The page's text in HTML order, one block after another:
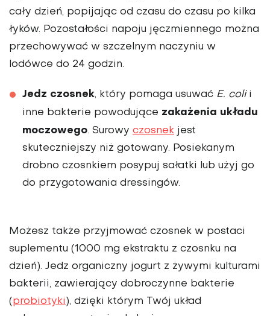
cały dzień, popijając od czasu do czasu po kilka
łyków. Pozostałości napoju jęczmiennego można
przechowywać w szczelnym naczyniu w
lodówce do 24 godzin.
Jedz czosnek, który pomaga usuwać E. colii
inne bakterie powodujące zakażenia układu
moczowego. Surowy czosnek jest
skuteczniejszy niż gotowany. Posiekanym
drobno czosnkiem posypuj sałatki lub użyj go
do przygotowania dressingów.
Możesz także przyjmować czosnek w postaci
suplementu (1000 mg ekstraktu z czosnku na
dzień). Jedz organiczny jogurt z żywymi kulturami
bakterii, zawierający dobroczynne bakterie
(probiotyki ), dzięki którym Twój układ